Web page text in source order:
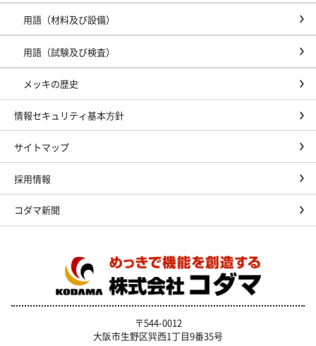
用語（材料及び設備）
用語（試験及び検査）
メッキの歴史
情報セキュリティ基本方針
サイトマップ
採用情報
コダマ新聞
〒544-0012
大阪市生野区巽西1丁目9番35号